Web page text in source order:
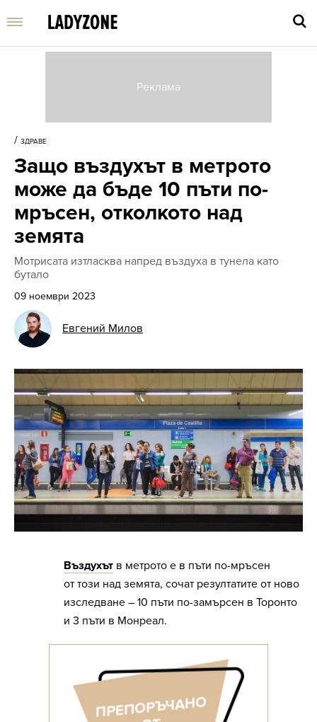
/ ЗДРАВЕ
Защо въздухът в метрото
може да бъде 10 пъти по-
мръсен, отколкото над
земята
Мотрисата изтласква напред въздуха в тунела като
бутало
09 ноември 2023
Евгений Милов
Въздухът в метрото е в пъти по-мръсен
от този над земята, сочат резултатите от ново
изследване – 10 пъти по-замърсен в Торонто
и 3 пъти в Монреал.